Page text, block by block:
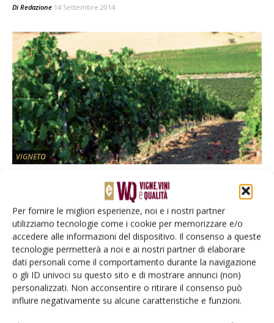
Per fornire le migliori esperienze, noi e i nostri partner
utilizziamo tecnologie come i cookie per memorizzare e/o
accedere alle informazioni del dispositivo. Il consenso a queste
tecnologie permetterà a noi e ai nostri partner di elaborare
dati personali come il comportamento durante la navigazione
o gli ID univoci su questo sito e di mostrare annunci (non)
personalizzati. Non acconsentire o ritirare il consenso può
influire negativamente su alcune caratteristiche e funzioni.
Di Redazione 14 Settembre 2014
VIGNETO
Nuovi portinnesti serie M: ora disponibili
1 Settembre 2014
E-magazine
Tecniche, prodotti e servizi dalle aziende